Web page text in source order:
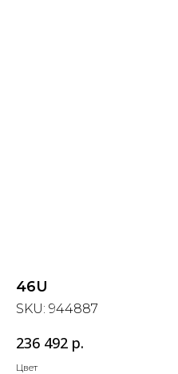
46U
SKU: 944887
236 492 р.
Цвет